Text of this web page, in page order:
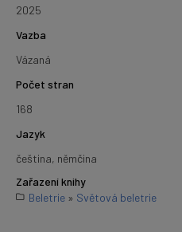
2025
Vazba
Vázaná
Počet stran
168
Jazyk
čeština, němčina
Zařazení knihy
Beletrie » Světová beletrie